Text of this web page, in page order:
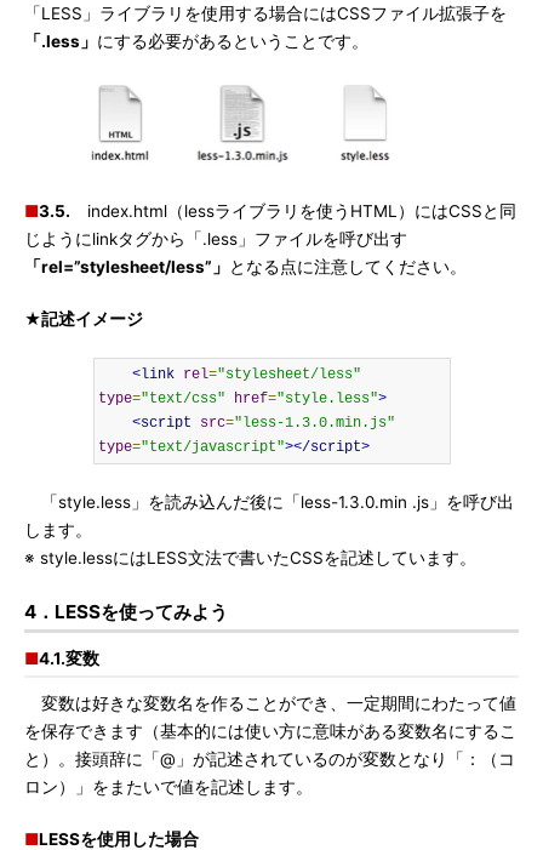
「LESS」ライブラリを使用する場合にはCSSファイル拡張子を
「.less」 にする必要があるということです。
■3.5. index.html（lessライブラリを使うHTML）にはCSSと同
じようにlinkタグから「.less」ファイルを呼び出す
「rel=”stylesheet/less”」 となる点に注意してください。
★記述イメージ
<link rel="stylesheet/less"
type="text/css" href="style.less">
<script
src="less-1.3.0.min.js"
type="text/javascript"></script>
「style.less」を読み込んだ後に「less-1.3.0.min .js」を呼び出
します。
※ style.lessにはLESS文法で書いたCSSを記述しています。
4．LESSを使ってみよう
■4.1.変数
変数は好きな変数名を作ることができ、一定期間にわたって値
を保存できます（基本的には使い方に意味がある変数名にするこ
と）。接頭辞に「@」が記述されているのが変数となり「：（コ
ロン）」をまたいで値を記述します。
■LESSを使用した場合